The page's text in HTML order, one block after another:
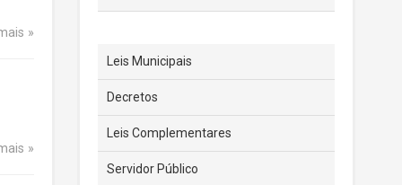
Leis Municipais
Decretos
Leis Complementares
Servidor Público